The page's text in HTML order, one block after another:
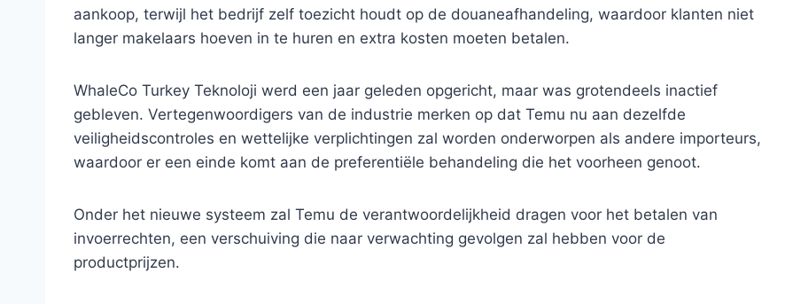
aankoop, terwijl het bedrijf zelf toezicht houdt op de douaneafhandeling, waardoor klanten niet
langer makelaars hoeven in te huren en extra kosten moeten betalen.
WhaleCo Turkey Teknoloji werd een jaar geleden opgericht, maar was grotendeels inactief
gebleven. Vertegenwoordigers van de industrie merken op dat Temu nu aan dezelfde
veiligheidscontroles en wettelijke verplichtingen zal worden onderworpen als andere importeurs,
waardoor er een einde komt aan de preferentiële behandeling die het voorheen genoot.
Onder het nieuwe systeem zal Temu de verantwoordelijkheid dragen voor het betalen van
invoerrechten, een verschuiving die naar verwachting gevolgen zal hebben voor de
productprijzen.